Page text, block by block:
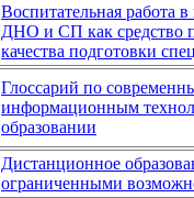
Воспитательная работа в
ДНО и СП как средство
качества подготовки
Глоссарий по
информационным
образовании
Дистанционное
ограниченными